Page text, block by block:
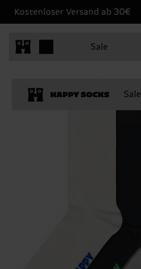
Kostenloser Versand ab 30€
Sale
Sale